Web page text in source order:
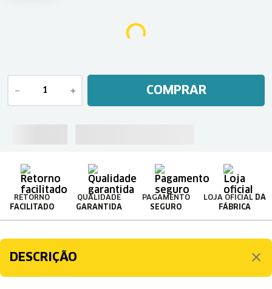
＋
－ COMPRAR
RETORNO
FACILITADO
QUALIDADE
GARANTIDA
PAGAMENTO
SEGURO
LOJA OFICIAL DA
FÁBRICA
DESCRIÇÃO